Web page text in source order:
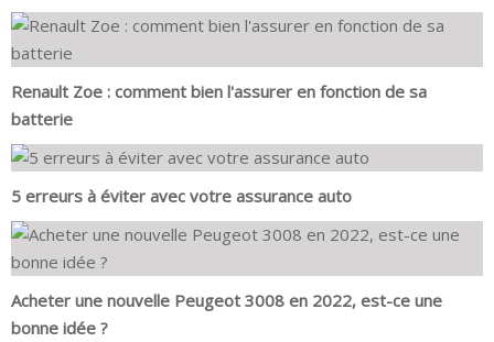
Renault Zoe : comment bien l'assurer en fonction de sa
batterie
5 erreurs à éviter avec votre assurance auto
Acheter une nouvelle Peugeot 3008 en 2022, est-ce une
bonne idée ?